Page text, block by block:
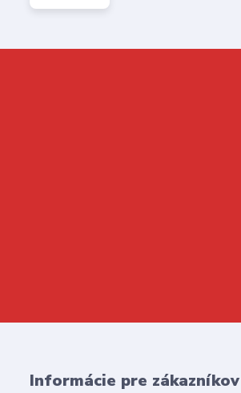
Informácie pre zákazníkov